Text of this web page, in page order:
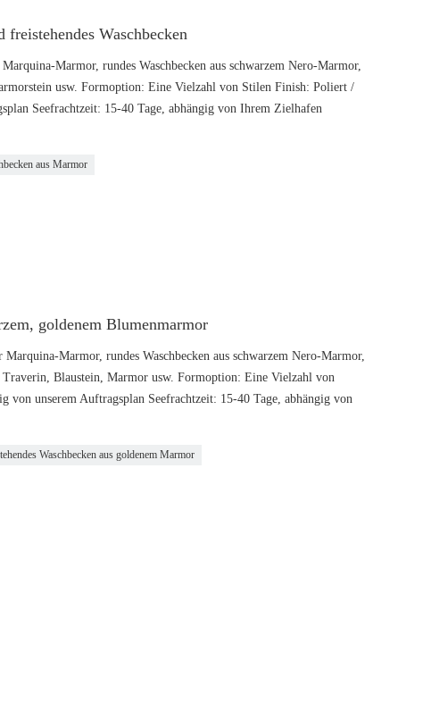
Waschbecken
Marmor, rundes Waschbecken aus schwarzem Nero-Marmor,
usw. Formoption: Eine Vielzahl von Stilen Finish: Poliert /
Seefrachtzeit: 15-40 Tage, abhängig von Ihrem Zielhafen
aus Marmor
goldenem Blumenmarmor
Marmor, rundes Waschbecken aus schwarzem Nero-Marmor,
Blaustein, Marmor usw. Formoption: Eine Vielzahl von
unserem Auftragsplan Seefrachtzeit: 15-40 Tage, abhängig von
Waschbecken aus goldenem Marmor